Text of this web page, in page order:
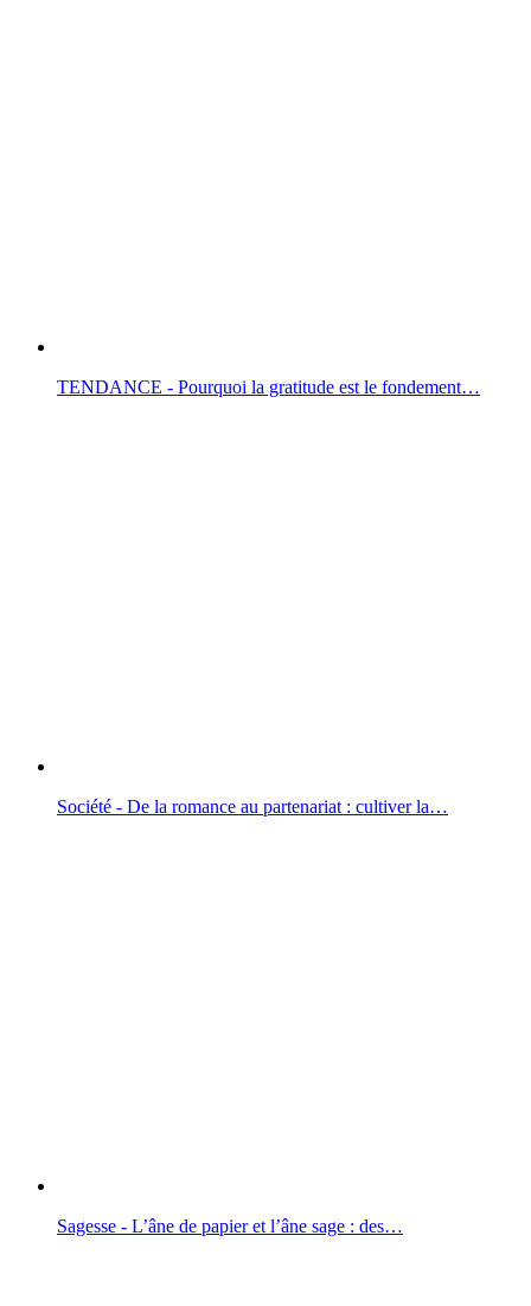
TENDANCE - Pourquoi la gratitude est le fondement…
Société - De la romance au partenariat : cultiver la…
Sagesse - L’âne de papier et l’âne sage : des…